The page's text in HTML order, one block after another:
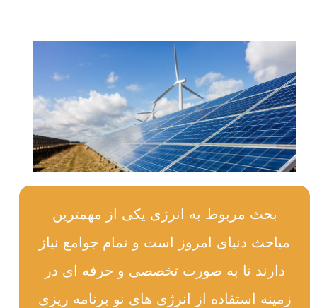
بحث مربوط به انرژی یکی از مهمترین
مباحث دنیای امروز است و تمام جوامع نیاز
دارند تا به صورت تخصصی و حرفه ای در
زمینه استفاده از انرژی های نو برنامه ریزی